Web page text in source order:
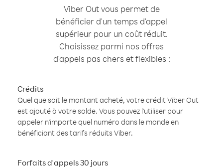
Viber Out vous permet de
bénéficier d'un temps d'appel
supérieur pour un coût réduit.
Choisissez parmi nos offres
d'appels pas chers et flexibles :
Crédits
Quel que soit le montant acheté, votre crédit Viber Out
est ajouté à votre solde. Vous pouvez l'utiliser pour
appeler n'importe quel numéro dans le monde en
bénéficiant des tarifs réduits Viber.
Forfaits d'appels 30 jours